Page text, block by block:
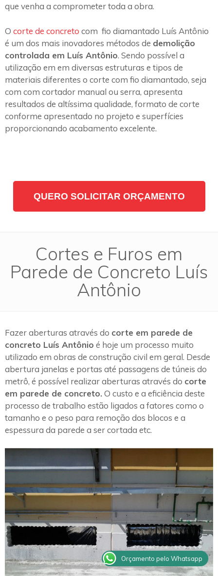
que venha a comprometer toda a obra.
O corte de concreto com fio diamantado Luís Antônio
é um dos mais inovadores métodos de demolição
controlada em Luís Antônio. Sendo possível a
utilização em em diversas estruturas e tipos de
materiais diferentes o corte com fio diamantado, seja
com com cortador manual ou serra, apresenta
resultados de altíssima qualidade, formato de corte
conforme apresentado no projeto e superfícies
proporcionando acabamento excelente.
QUERO SOLICITAR ORÇAMENTO
Cortes e Furos em
Parede de Concreto Luís
Antônio
Fazer aberturas através do corte em parede de
concreto Luís Antônio é hoje um processo muito
utilizado em obras de construção civil em geral. Desde
abertura janelas e portas até passagens de túneis do
metrô, é possível realizar aberturas através do corte
em parede de concreto. O custo e a eficiência deste
processo de trabalho estão ligados a fatores como o
tamanho e o peso para remoção dos blocos e a
espessura da parede a ser cortada etc.
Orçamento pelo Whatsapp